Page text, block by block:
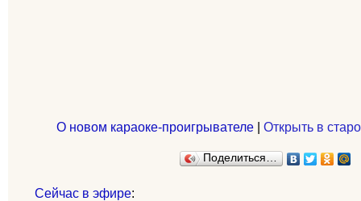
О новом караоке-проигрывателе| Открыть в
Поделиться…
Сейчас в эфире: